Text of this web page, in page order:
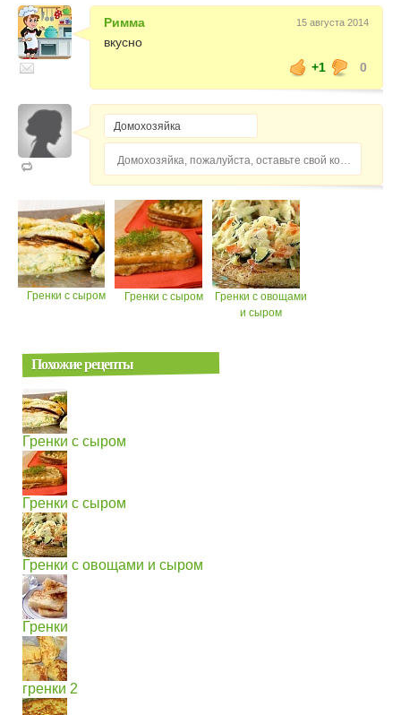
Римма 15 августа 2014
вкусно
+1
0
Домохозяйка, пожалуйста, оставьте свой комментарий...
Гренки с сыром Гренки с сыром
Гренки с овощами
и сыром
Похожие рецепты
Гренки с сыром
Гренки с сыром
Гренки с овощами и сыром
Гренки
гренки 2